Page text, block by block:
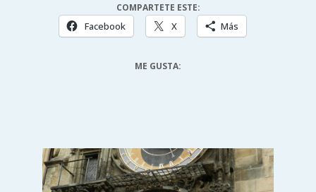
COMPARTETE ESTE:
Facebook X Más
ME GUSTA: